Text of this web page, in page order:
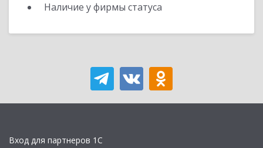
Наличие у фирмы статуса
Вход для партнеров 1С